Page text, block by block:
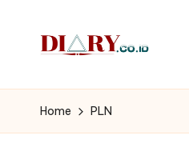
contentD
i
Home PLN